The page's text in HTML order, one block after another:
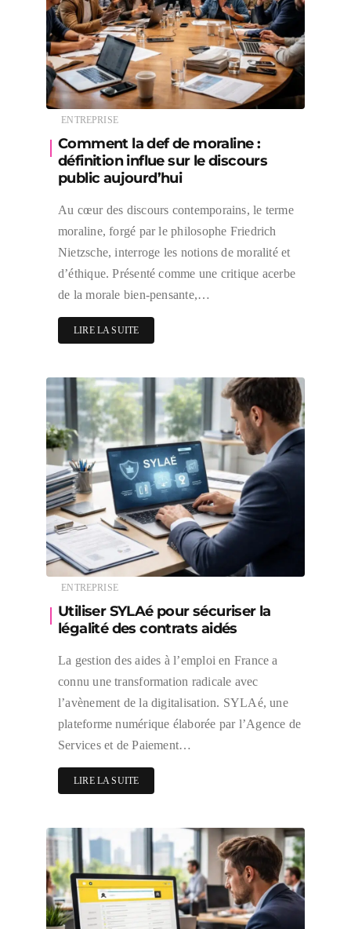
ENTREPRISE
Comment la def de moraline :
définition influe sur le discours
public aujourd’hui
Au cœur des discours contemporains, le terme
moraline, forgé par le philosophe Friedrich
Nietzsche, interroge les notions de moralité et
d’éthique. Présenté comme une critique acerbe
de la morale bien-pensante,…
LIRE LA SUITE
ENTREPRISE
Utiliser SYLAé pour sécuriser la
légalité des contrats aidés
La gestion des aides à l’emploi en France a
connu une transformation radicale avec
l’avènement de la digitalisation. SYLAé, une
plateforme numérique élaborée par l’Agence de
Services et de Paiement…
LIRE LA SUITE